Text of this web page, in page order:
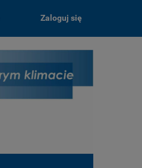
Zaloguj się